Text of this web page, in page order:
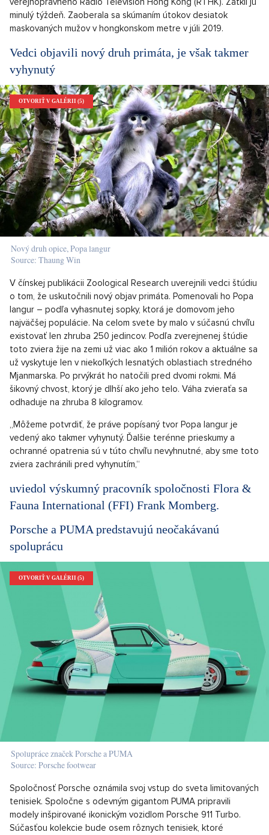
minulý týždeň. Zaoberala sa skúmaním útokov desiatok
maskovaných mužov v hongkonskom metre v júli 2019.
Vedci objavili nový druh primáta, je však takmer
vyhynutý
OTVORIŤ V GALÉRII (5)
Nový druh opice, Popa langur
Source: Thaung Win
V čínskej publikácii Zoological Research uverejnili vedci štúdiu
o tom, že uskutočnili nový objav primáta. Pomenovali ho Popa
langur – podľa vyhasnutej sopky, ktorá je domovom jeho
najväčšej populácie. Na celom svete by malo v súčasnú chvíľu
existovať len zhruba 250 jedincov. Podľa zverejnenej štúdie
toto zviera žije na zemi už viac ako 1 milión rokov a aktuálne sa
už vyskytuje len v niekoľkých lesnatých oblastiach stredného
Mjanmarska. Po prvýkrát ho natočili pred dvomi rokmi. Má
šikovný chvost, ktorý je dlhší ako jeho telo. Váha zvieraťa sa
odhaduje na zhruba 8 kilogramov.
„Môžeme potvrdiť, že práve popísaný tvor Popa langur je
vedený ako takmer vyhynutý. Ďalšie terénne prieskumy a
ochranné opatrenia sú v túto chvíľu nevyhnutné, aby sme toto
zviera zachránili pred vyhynutím,“
uviedol výskumný pracovník spoločnosti Flora &
Fauna International (FFI) Frank Momberg.
Porsche a PUMA predstavujú neočakávanú
spoluprácu
OTVORIŤ V GALÉRII (5)
Spolupráce značek Porsche a PUMA
Source: Porsche footwear
Spoločnosť Porsche oznámila svoj vstup do sveta limitovaných
tenisiek. Spoločne s odevným gigantom PUMA pripravili
modely inšpirované ikonickým vozidlom Porsche 911 Turbo.
Súčasťou kolekcie bude osem rôznych tenisiek, ktoré